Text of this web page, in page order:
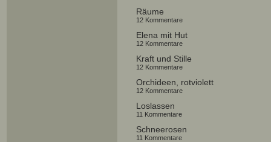
Räume
12 Kommentare
Elena mit Hut
12 Kommentare
Kraft und Stille
12 Kommentare
Orchideen, rotviolett
12 Kommentare
Loslassen
11 Kommentare
Schneerosen
11 Kommentare